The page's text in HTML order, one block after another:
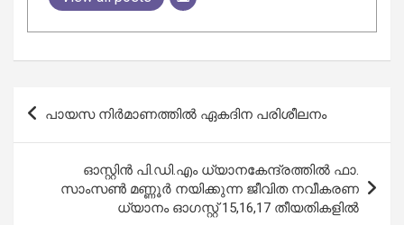
Post
navigation
പായസ നിർമാണത്തിൽ ഏകദിന പരിശീലനം
ഓസ്റ്റിന്‍ പി.ഡി.എം ധ്യാനകേന്ദ്രത്തില്‍ ഫാ.
സാംസണ്‍ മണ്ണൂര്‍ നയിക്കുന്ന ജീവിത നവീകരണ
ധ്യാനം ഓഗസ്റ്റ് 15,16,17 തീയതികളില്‍